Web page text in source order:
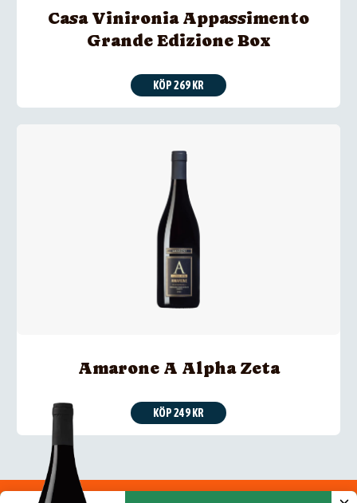
Casa Vinironia Appassimento
Grande Edizione Box
KÖP 269 KR
Amarone A Alpha Zeta
KÖP 249 KR